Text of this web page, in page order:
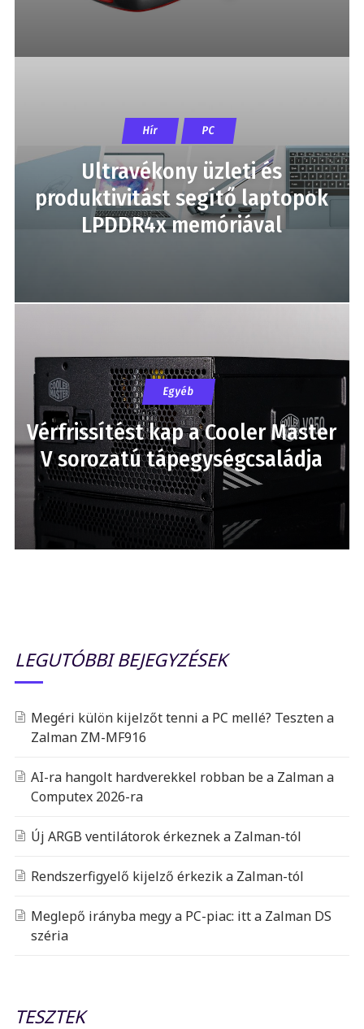
Hír PC
Ultravékony üzleti és
produktivitást segítő laptopok
LPDDR4x memóriával
Egyéb
Vérfrissítést kap a Cooler Master
V sorozatú tápegységcsaládja
LEGUTÓBBI BEJEGYZÉSEK
Megéri külön kijelzőt tenni a PC mellé? Teszten a
Zalman ZM-MF916
AI-ra hangolt hardverekkel robban be a Zalman a
Computex 2026-ra
Új ARGB ventilátorok érkeznek a Zalman-tól
Rendszerfigyelő kijelző érkezik a Zalman-tól
Meglepő irányba megy a PC-piac: itt a Zalman DS
széria
TESZTEK